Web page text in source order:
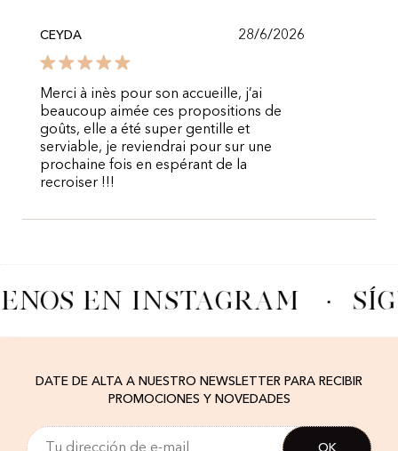
CEYDA 28/6/2026
Merci à inès pour son accueille, j’ai
beaucoup aimée ces propositions de
goûts, elle a été super gentille et
serviable, je reviendrai pour sur une
prochaine fois en espérant de la
recroiser !!!
EN INSTAGRAM ·
DATE DE ALTA A NUESTRO NEWSLETTER PARA RECIBIR
PROMOCIONES Y NOVEDADES